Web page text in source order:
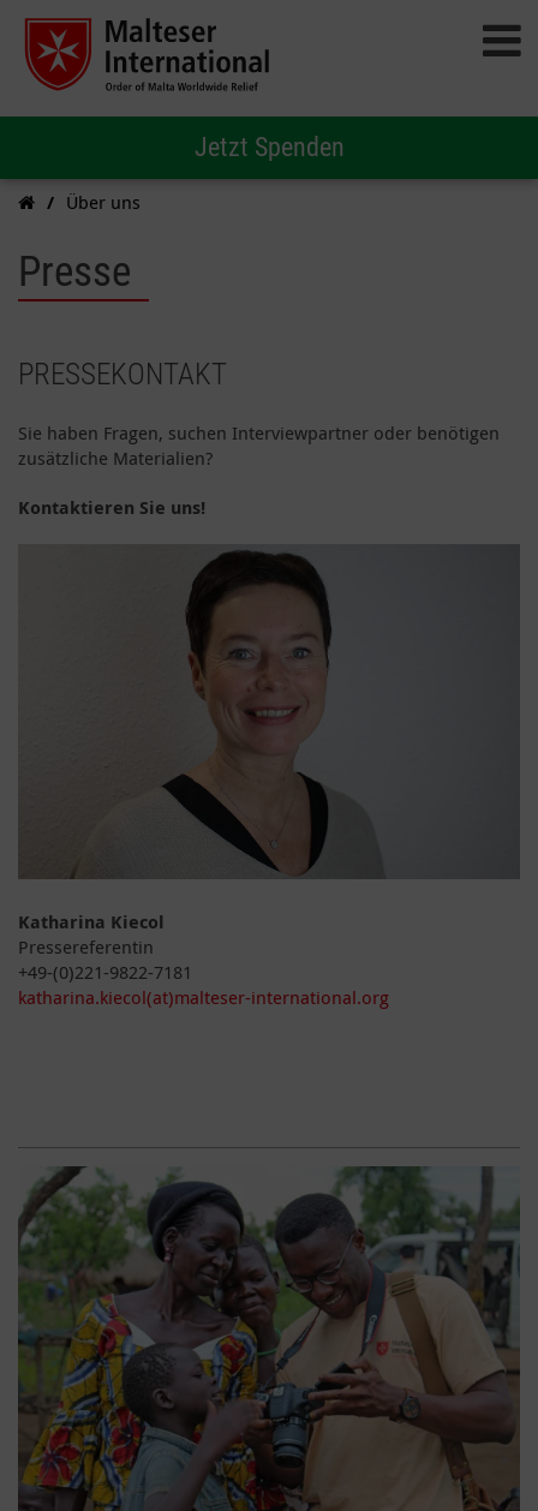
Jetzt Spenden
Über uns
Presse
PRESSEKONTAKT
Sie haben Fragen, suchen Interviewpartner oder benötigen
zusätzliche Materialien?
Kontaktieren Sie uns!
Katharina Kiecol
Pressereferentin
+49-(0)221-9822-7181
katharina.kiecol(at)malteser-international.org